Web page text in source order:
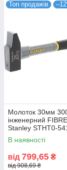
Топ продажів
Молоток 30мм
інженерний
Stanley STHT0-
В наявності
від 799,65 ₴
від 908,69 ₴